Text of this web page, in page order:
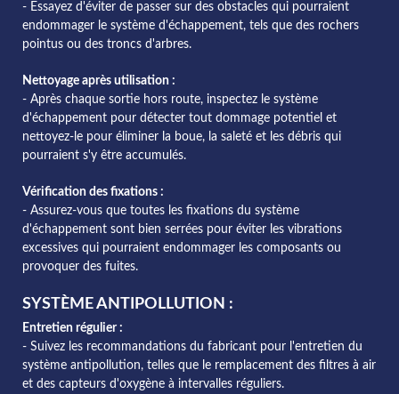
- Essayez d'éviter de passer sur des obstacles qui pourraient
endommager le système d'échappement, tels que des rochers
pointus ou des troncs d'arbres.
Nettoyage après utilisation :
- Après chaque sortie hors route, inspectez le système
d'échappement pour détecter tout dommage potentiel et
nettoyez-le pour éliminer la boue, la saleté et les débris qui
pourraient s'y être accumulés.
Vérification des fixations :
- Assurez-vous que toutes les fixations du système
d'échappement sont bien serrées pour éviter les vibrations
excessives qui pourraient endommager les composants ou
provoquer des fuites.
SYSTÈME ANTIPOLLUTION :
Entretien régulier :
- Suivez les recommandations du fabricant pour l'entretien du
système antipollution, telles que le remplacement des filtres à air
et des capteurs d'oxygène à intervalles réguliers.